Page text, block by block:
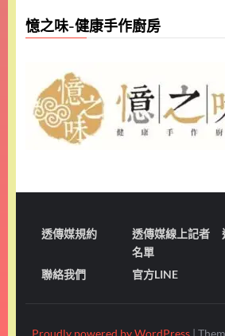
憶之味-健康手作廚房
透傳媒規約
透傳媒線上記者
名單
聯絡我們 官方LINE